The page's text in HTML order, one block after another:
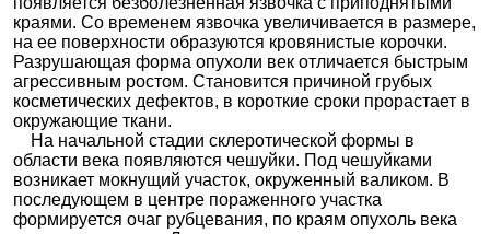
краями. Со временем язвочка увеличивается в размере,
на ее поверхности образуются кровянистые корочки.
Разрушающая форма опухоли век отличается быстрым
агрессивным ростом. Становится причиной грубых
косметических дефектов, в короткие сроки прорастает в
окружающие ткани.
На начальной стадии склеротической формы в
области века появляются чешуйки. Под чешуйками
возникает мокнущий участок, окруженный валиком. В
последующем в центре пораженного участка
формируется очаг рубцевания, по краям опухоль века